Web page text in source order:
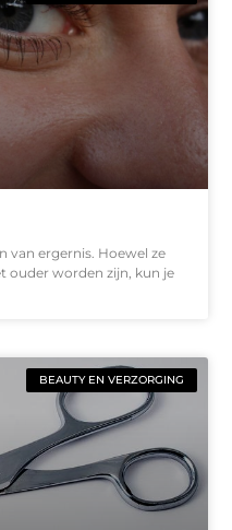
van ergernis. Hoewel ze
ouder worden zijn, kun je
BEAUTY EN VERZORGING